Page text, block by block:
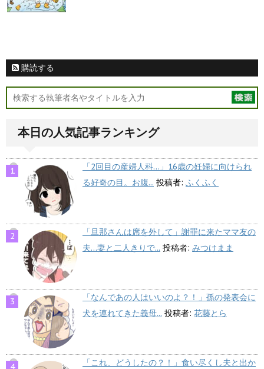
購読する
本日の人気記事ランキング
「2回目の産婦人科…」16歳の妊婦に向けられ
る好奇の目。お腹... 投稿者: ふくふく
「旦那さんは席を外して」謝罪に来たママ友の
夫…妻と二人きりで... 投稿者: みつけまま
「なんであの人はいいのよ？！」孫の発表会に
犬を連れてきた義母... 投稿者: 花藤とら
「これ、どうしたの？！」食い尽くし夫と出か